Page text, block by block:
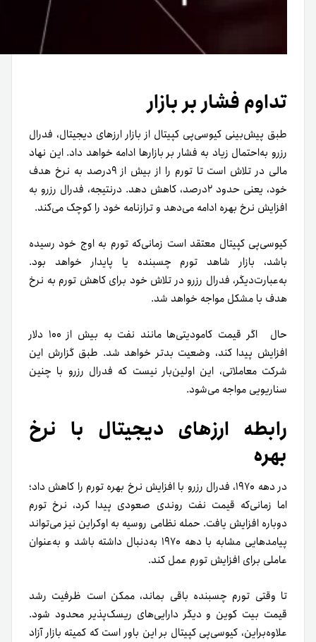
تداوم فشار بر بازار
طبق پیش‌بینی کیوسی‌پی کپیتال از بازار ارزهای دیجیتال، فدرال
رزرو به‌احتمال زیاد به فشار بر بازارها ادامه خواهد داد. این نهاد
مالی در تلاش است تا تورم را از بیش از ۹درصد به نرخ هدف
خود، یعنی حدود ۲درصد، کاهش دهد. در‌نتیجه، فدرال رزرو به
افزایش نرخ بهره ادامه می‌دهد و ترازنامه خود را کوچک می‌کند.
کیوسی‌پی کپیتال معتقد است زمانی‌که تورم به اوج خود رسیده
باشد، بازار شاهد تورم چسبنده یا پایدار خواهد بود.
به‌عبارت‌دیگر، فدرال رزرو در تلاش خود برای کاهش تورم به نرخ
هدف با مشکل مواجه خواهد شد.
حال اگر قیمت کامودیتی‌ها مانند نفت به بیش از ۱۰۰ دلار
افزایش پیدا کند، وضعیت‌ بدتر خواهد شد. طبق گزارش این
شرکت معاملاتی، این اولین‌بار نیست که فدرال رزرو با چنین
سناریویی مواجه می‌شود.
رابطه ارزهای دیجیتال با نرخ
بهره
در دهه ۱۹۷۰، فدرال رزرو با افزایش نرخ بهره تورم را کاهش داد؛
اما زمانی‌که قیمت نفت روندی صعودی پیدا کرد، نرخ تورم
دوباره افزایش یافت. حمله نظامی روسیه به اوکراین نیز می‌تواند
پیامد‌هایی مشابه با دهه ۱۹۷۰ به‌دنبال داشته باشد و به‌عنوان
عاملی برای افزایش تورم عمل کند.
تا وقتی تورم چسبنده باقی بماند، ممکن است ظرفیت رشد
قیمت بیت کوین و دیگر دارایی‌های ریسک‌پذیر محدود شود.
علاوه‌بر‌این، کیوسی‌پی کپیتال بر این باور است که کمیته بازار آزاد